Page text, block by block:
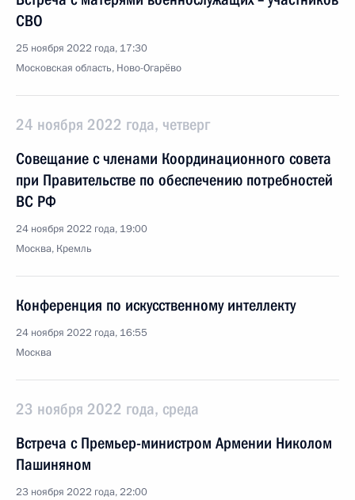
СВО
25 ноября 2022 года, 17:30
Московская область, Ново-Огарёво
24 ноября 2022 года, четверг
Совещание с членами Координационного совета
при Правительстве по обеспечению потребностей
ВС РФ
24 ноября 2022 года, 19:00
Москва, Кремль
Конференция по искусственному интеллекту
24 ноября 2022 года, 16:55
Москва
23 ноября 2022 года, среда
Встреча с Премьер-министром Армении Николом
Пашиняном
23 ноября 2022 года, 22:00